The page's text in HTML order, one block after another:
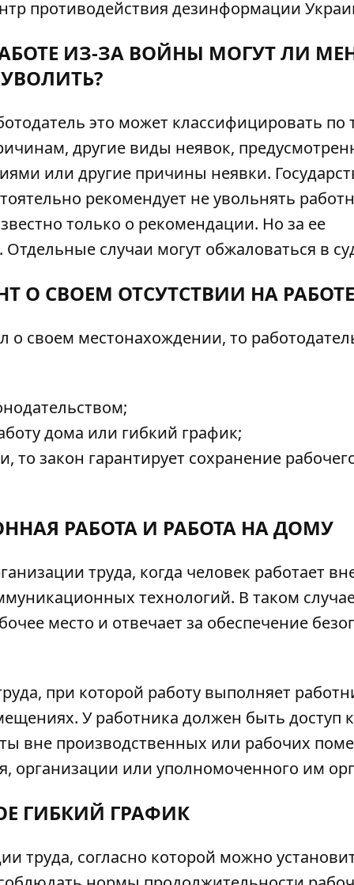
противодействия дезинформации
ИЗ-ЗА ВОЙНЫ МОГУТ ЛИ
УВОЛИТЬ?
это может классифицировать по
другие виды неявок,
или другие причины неявки.
рекомендует не увольнять
только о рекомендации. Но за ее
случаи могут обжаловаться в
О СВОЕМ ОТСУТСТВИИ НА РАБОТЕ
своем местонахождении, то
дома или гибкий график;
закон гарантирует сохранение
РАБОТА И РАБОТА НА ДОМУ
труда, когда человек работает
технологий. В таком
место и отвечает за обеспечение
при которой работу выполняет
У работника должен быть доступ
вне производственных или рабочих
организации или уполномоченного им
ГИБКИЙ ГРАФИК
труда, согласно которой можно